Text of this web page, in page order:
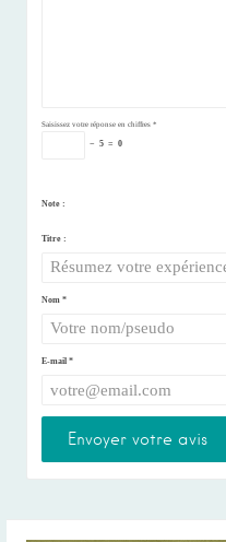
Nom *
E-mail *
Saisissez votre réponse en chiffres*
− 5 = 0
Note :
Titre :